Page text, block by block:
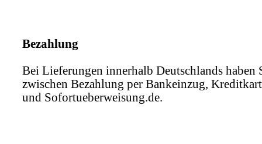
Bezahlung
Bei Lieferungen innerhalb Deutschlands haben
zwischen Bezahlung per Bankeinzug,
und Sofortueberweisung.de.